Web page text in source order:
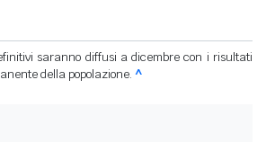
saranno diffusi a dicembre con i risultati
della popolazione. ^